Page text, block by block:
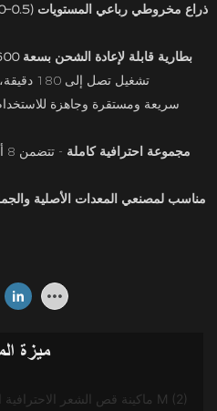
ذراع مخروطي رباعي المستويات (0.5–2.0 مم)
بطارية قابلة لإعادة الشحن بسعة 2600 مللي أمبير في الساعة
تشغيل تصل إلى 180 دقيقة، ومدة شحن تصل إلى 4 ساعات
مجموعة احترافية كاملة
مناسب لمصنعي المعدات الأصلية
ميزة